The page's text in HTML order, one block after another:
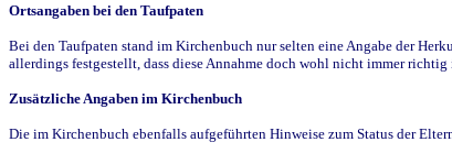
Ortsangaben bei den Taufpaten
Bei den Taufpaten stand im Kirchenbuch nur selten eine Angabe der
allerdings festgestellt, dass diese Annahme doch wohl nicht immer
Zusätzliche Angaben im Kirchenbuch
Die im Kirchenbuch ebenfalls aufgeführten Hinweise zum Status der